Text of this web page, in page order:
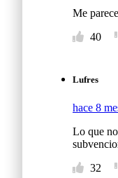
Me
40
Lufres
hace 8
Lo que
32